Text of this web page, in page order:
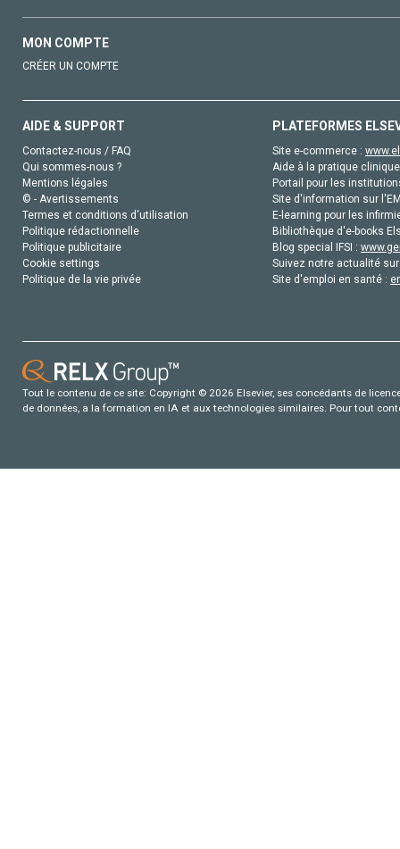
MON COMPTE
CRÉER UN COMPTE
AIDE & SUPPORT
Contactez-nous / FAQ
Qui sommes-nous ?
Mentions légales
© - Avertissements
Termes et conditions d'utilisation
Politique rédactionnelle
Politique publicitaire
Cookie settings
Politique de la vie privée
PLATEFORMES
Site e-commerce :
Aide à la pratique
Portail pour les
Site d'information sur
E-learning pour les
Bibliothèque d'e-books
Blog special IFSI :
Suivez notre actualité
Site d'emploi en santé :
Tout le contenu de ce site: Copyright © 2026 Elsevier, ses concédants de
de données, a la formation en IA et aux technologies similaires. Pour tout